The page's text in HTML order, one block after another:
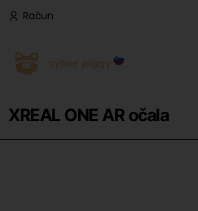
Račun
XREAL ONE AR očala